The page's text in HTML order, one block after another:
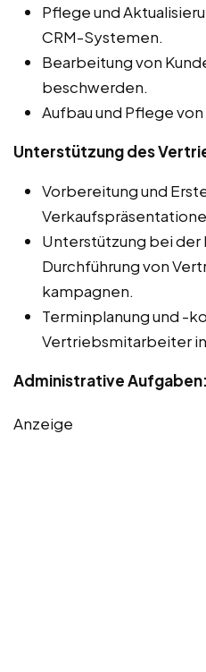
Pflege und
CRM-Systemen.
Bearbeitung von
beschwerden.
Aufbau und Pflege
Unterstützung des
Vorbereitung und
Unterstützung bei der
Durchführung von
kampagnen.
Terminplanung und -
Vertriebsmitarbeiter
Administrative Aufgaben:
Anzeige